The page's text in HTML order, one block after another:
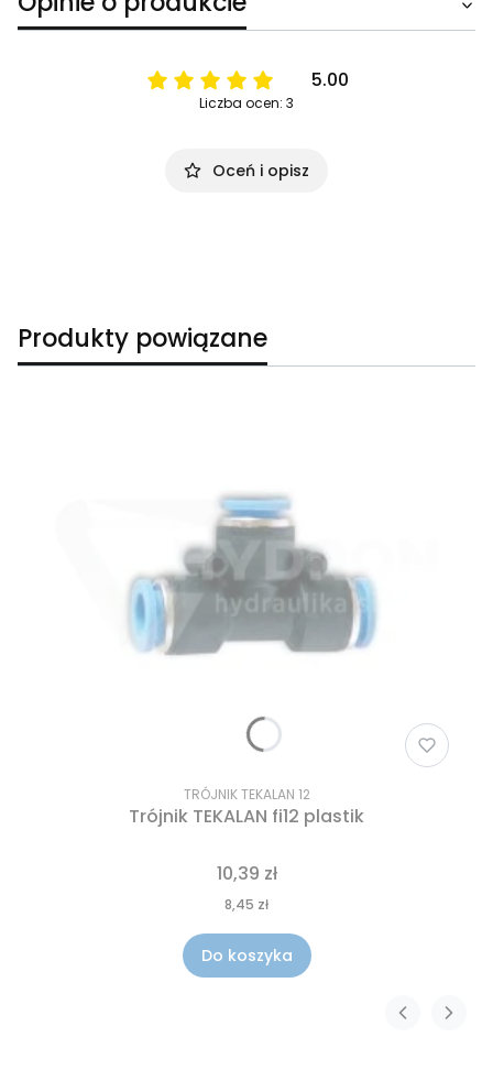
5.00
Liczba ocen: 3
Oceń i opisz
Produkty powiązane
TRÓJNIK TEKALAN 12
Trójnik TEKALAN fi12 plastik
10,39 zł
8,45 zł
Do koszyka